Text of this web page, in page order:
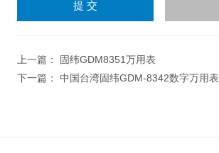
上一篇：
固纬GDM8351万用表
下一篇： 中国台湾固纬GDM-8342数字万用表